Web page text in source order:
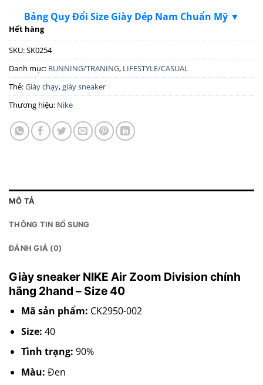
Bảng Quy Đổi Size Giày Dép Nam Chuẩn Mỹ ▼
Hết hàng
SKU:SK0254
Danh mục: RUNNING/TRANING, LIFESTYLE/CASUAL
Thẻ:Giày chạy,giày sneaker
Thương hiệu: Nike
MÔ TẢ
THÔNG TIN BỔ SUNG
ĐÁNH GIÁ (0)
Giày sneaker NIKE Air Zoom Division chính
hãng 2hand – Size 40
Mã sản phẩm: CK2950-002
Size: 40
Tình trạng: 90%
Màu: Đen